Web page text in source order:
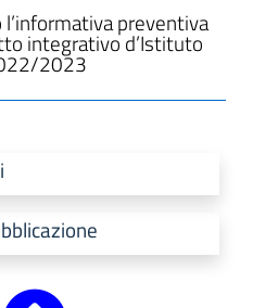
l’informativa preventiva
integrativo d’Istituto
2023